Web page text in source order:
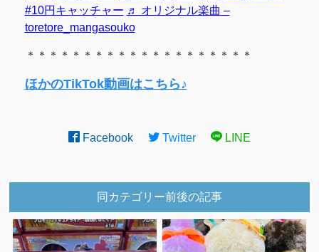
#10円キャッチャー ♬ オリジナル楽曲 –
toretore_mangasouko
＊＊＊＊＊＊＊＊＊＊＊＊＊＊＊＊＊＊＊＊
ほかのTikTok動画はこちら♪
Facebook Twitter LINE
同カテゴリー前後の記事